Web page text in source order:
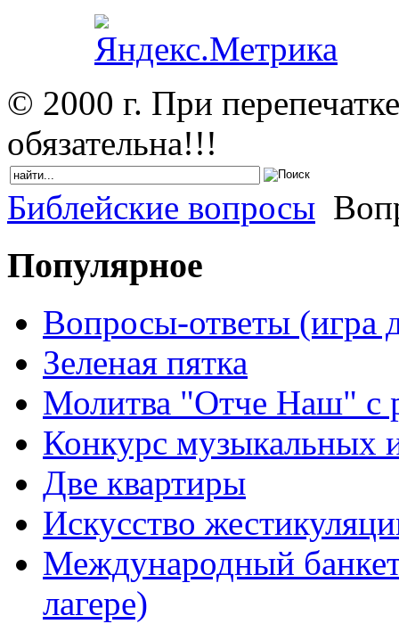
© 2000 г. При
обязательна!!!
Библейские вопросы
Популярное
Вопросы-ответы (игра
Зеленая пятка
Молитва "Отче Наш" с
Конкурс музыкальных
Две квартиры
Искусство
Международный
лагере)